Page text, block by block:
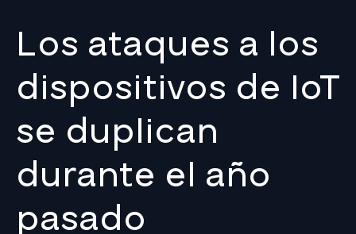
Los ataques a los
dispositivos de IoT
se duplican
durante el año
pasado